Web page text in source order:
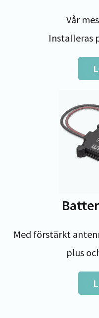
Vår
Installeras
Med förstärkt
plus